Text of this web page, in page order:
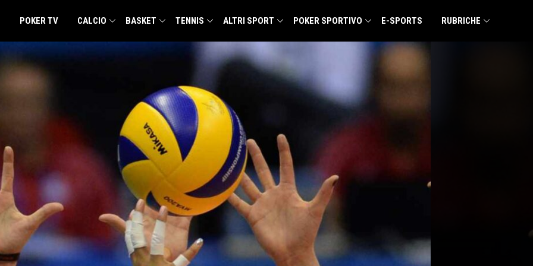
POKER TV CALCIO BASKET TENNIS ALTRI SPORT POKER SPORTIVO E-SPORTS RUBRICHE